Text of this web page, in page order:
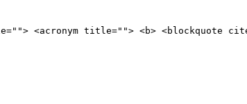
<acronym title=""> <b> <blockquote